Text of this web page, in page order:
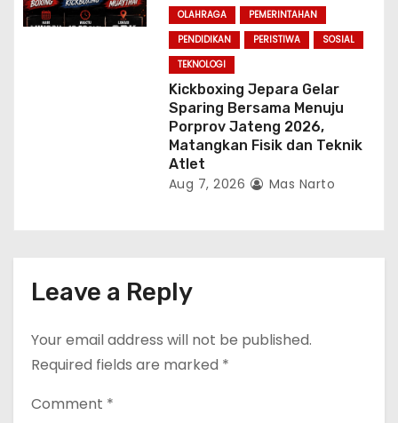
OLAHRAGA
PEMERINTAHAN
PENDIDIKAN
PERISTIWA
SOSIAL
TEKNOLOGI
Kickboxing Jepara Gelar
Sparing Bersama Menuju
Porprov Jateng 2026,
Matangkan Fisik dan Teknik
Atlet
Aug 7, 2026 Mas Narto
Leave a Reply
Your email address will not be published.
Required fields are marked *
Comment *